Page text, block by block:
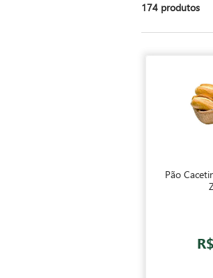
174 produtos
Pão